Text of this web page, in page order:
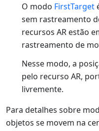
O modo FirstTarget
sem rastreamento
recursos AR estão
rastreamento de
Nesse modo, a
pelo recurso AR,
livremente.
Para detalhes sobre
objetos se movem na